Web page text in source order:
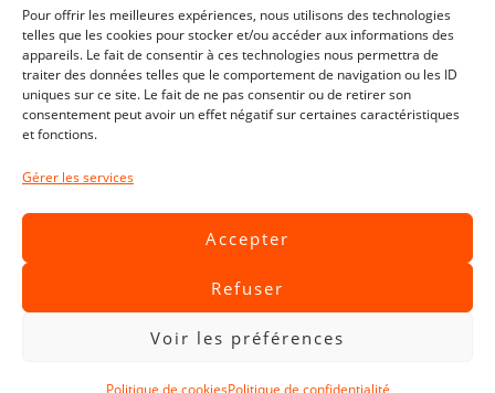
Pour offrir les meilleures expériences, nous utilisons des technologies
telles que les cookies pour stocker et/ou accéder aux informations des
appareils. Le fait de consentir à ces technologies nous permettra de
traiter des données telles que le comportement de navigation ou les ID
uniques sur ce site. Le fait de ne pas consentir ou de retirer son
consentement peut avoir un effet négatif sur certaines caractéristiques
et fonctions.
Gérer les services
Accepter
Refuser
Voir les préférences
Politique de cookiesPolitique de confidentialité
Mobilier
Sentou
Qui sommes nous ?
Nos designers